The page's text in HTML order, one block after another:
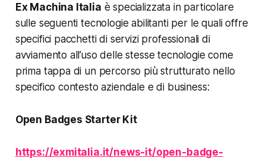
Ex Machina Italia è specializzata in particolare
sulle seguenti tecnologie abilitanti per le quali offre
specifici pacchetti di servizi professionali di
avviamento all’uso delle stesse tecnologie come
prima tappa di un percorso più strutturato nello
specifico contesto aziendale e di business:
Open Badges Starter Kit
https://exmitalia.it/news-it/open-badge-